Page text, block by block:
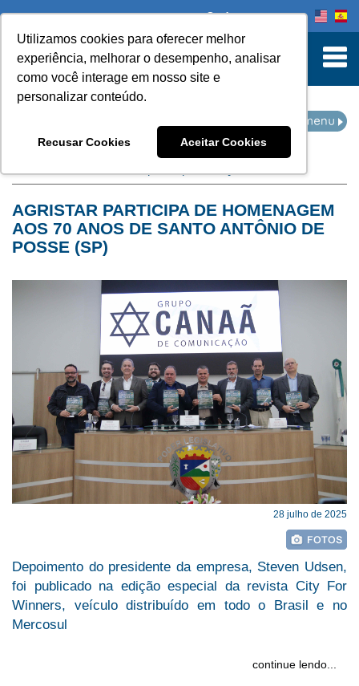
Utilizamos cookies para oferecer melhor
experiência, melhorar o desempenho, analisar
como você interage em nosso site e
personalizar conteúdo.
Recusar Cookies Aceitar Cookies
to Content
Onde comprar
AGRISTAR PARTICIPA DE HOMENAGEM
AOS 70 ANOS DE SANTO ANTÔNIO DE
POSSE (SP)
28 julho de 2025
Depoimento do presidente da empresa, Steven Udsen,
foi publicado na edição especial da revista City For
Winners, veículo distribuído em todo o Brasil e no
Mercosul
continue lendo...